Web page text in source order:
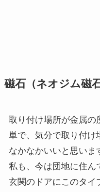
磁石（ネオジム磁石
取り付け場所が金属の
単で、気分で取り付け
なかなかいいと思いま
私も、今は団地に住ん
玄関のドアにこのタイ